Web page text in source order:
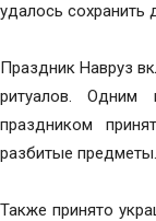
удалось сохранить
Праздник Навруз
ритуалов.
праздником
разбитые предметы.
Также принято